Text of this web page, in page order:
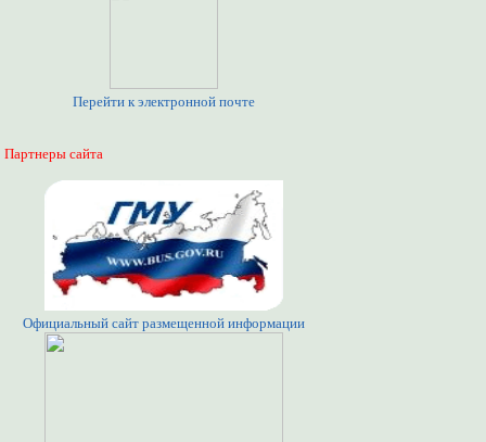
Перейти к электронной почте
Партнеры сайта
Официальный сайт размещенной информации